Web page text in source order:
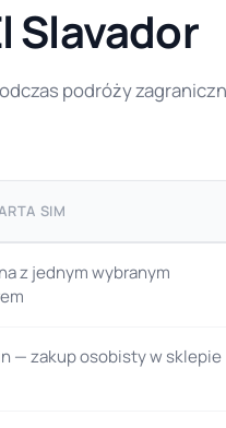
Slavador
podróży
SIM
z jednym wybranym
— zakup osobisty w sklepie